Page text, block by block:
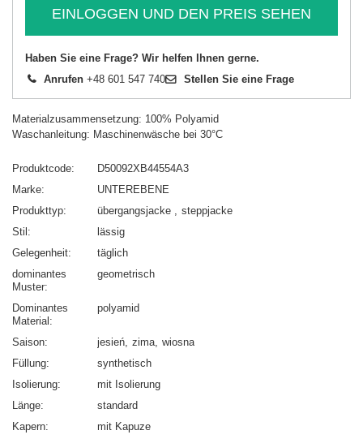
EINLOGGEN UND DEN PREIS SEHEN
Haben Sie eine Frage? Wir helfen Ihnen gerne.
Anrufen +48 601 547 740 Stellen Sie eine Frage
Materialzusammensetzung: 100% Polyamid
Waschanleitung: Maschinenwäsche bei 30°C
Produktcode
D50092XB44554A3
Marke
UNTEREBENE
Produkttyp
übergangsjacke
steppjacke
Stil
lässig
Gelegenheit
täglich
dominantes
Muster
geometrisch
Dominantes
Material
polyamid
Saison jesień zima wiosna
Füllung
synthetisch
Isolierung
mit Isolierung
Länge
standard
Kapern
mit Kapuze